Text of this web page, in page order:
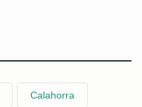
Calahorra